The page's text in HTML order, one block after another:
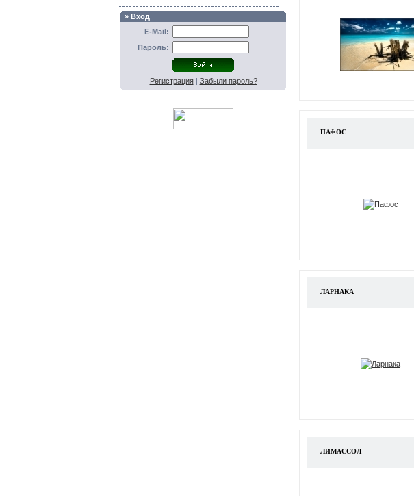
» Вход
E-Mail:
Пароль:
Регистрация| Забыли пароль?
ПАФОС
ЛАРНАКА
ЛИМАССОЛ